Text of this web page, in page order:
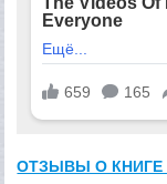
ОТЗЫВЫ О КНИГЕ